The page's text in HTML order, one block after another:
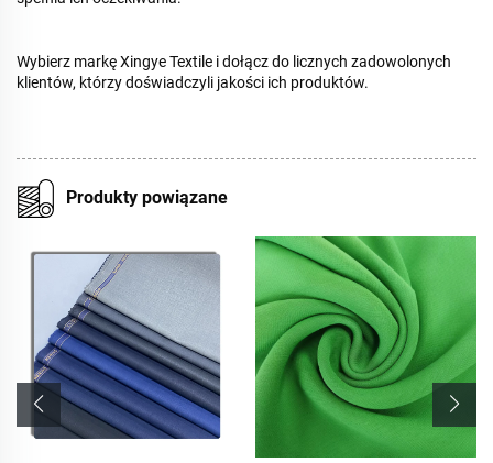
Wybierz markę Xingye Textile i dołącz do licznych zadowolonych
klientów, którzy doświadczyli jakości ich produktów.
Produkty powiązane